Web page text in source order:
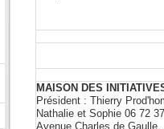
MAISON DES
Président : Thierry
Nathalie et Sophie 06 72
Avenue Charles de Gaulle,